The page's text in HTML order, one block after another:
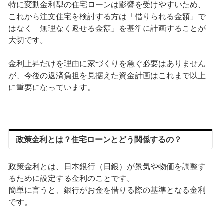
特に変動金利型の住宅ローンは影響を受けやすいため、
これから注文住宅を検討する方は「借りられる金額」で
はなく「無理なく返せる金額」を基準に計画することが
大切です。
金利上昇だけを理由に家づくりを急ぐ必要はありません
が、今後の返済負担を見据えた資金計画はこれまで以上
に重要になっています。
政策金利とは？住宅ローンとどう関係するの？
政策金利とは、日本銀行（日銀）が景気や物価を調整す
るために設定する金利のことです。
簡単に言うと、銀行がお金を借りる際の基準となる金利
です。